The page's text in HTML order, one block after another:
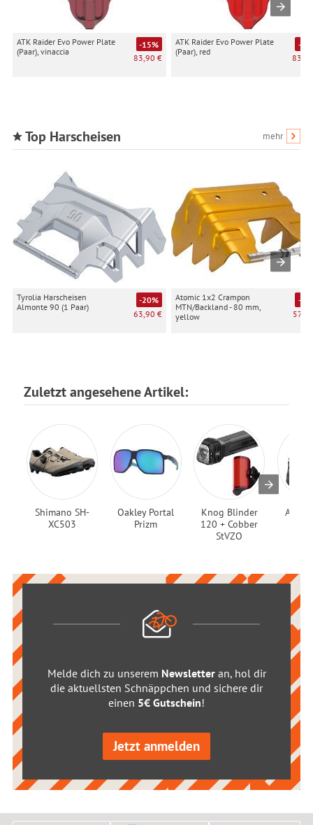
ATK Raider Evo Power Plate
(Paar), vinaccia
-15%
83,90 €
ATK Raider Evo Power Plate
(Paar), red
-
Top Harscheisen mehr
Tyrolia Harscheisen
Almonte 90 (1 Paar)
-20%
63,90 €
Atomic 1x2 Crampon
MTN/Backland - 80 mm,
yellow
-
Zuletzt angesehene Artikel:
Shimano SH-
XC503
Oakley Portal
Prizm
Knog Blinder
120 + Cobber
StVZO
Melde dich zu unserem Newsletteran, hol dir
die aktuellsten Schnäppchen und sichere dir
einen 5€ Gutschein!
Jetzt anmelden